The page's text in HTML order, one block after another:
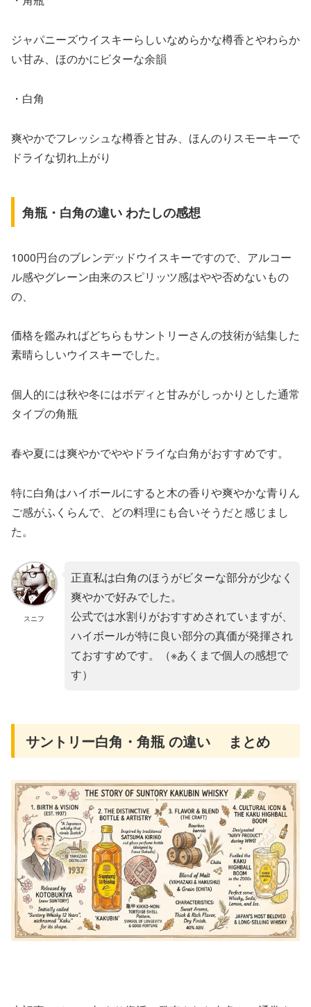
ジャパニーズウイスキーらしいなめらかな樽香とやわらか
い甘み、ほのかにビターな余韻
・白角
爽やかでフレッシュな樽香と甘み、ほんのりスモーキーで
ドライな切れ上がり
角瓶・白角の違い わたしの感想
1000円台のブレンデッドウイスキーですので、アルコー
ル感やグレーン由来のスピリッツ感はやや否めないもの
の、
価格を鑑みればどちらもサントリーさんの技術が結集した
素晴らしいウイスキーでした。
個人的には秋や冬にはボディと甘みがしっかりとした通常
タイプの角瓶
春や夏には爽やかでややドライな白角がおすすめです。
特に白角はハイボールにすると木の香りや爽やかな青りん
ご感がふくらんで、どの料理にも合いそうだと感じまし
た。
スニフ
正直私は白角のほうがビターな部分が少なく
爽やかで好みでした。
公式では水割りがおすすめされていますが、
ハイボールが特に良い部分の真価が発揮され
ておすすめです。（※あくまで個人の感想で
す）
サントリー白角・角瓶 の違い まとめ